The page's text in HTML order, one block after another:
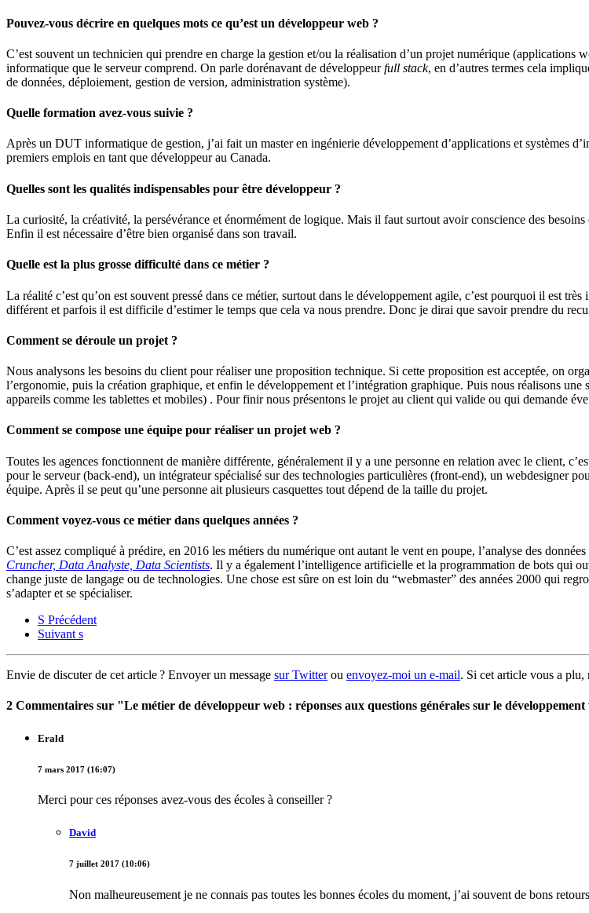
Pouvez-vous décrire en quelques mots ce qu’est un développeur web ?
C’est souvent un technicien qui prendre en charge la gestion et/ou la réalisation d’un projet numérique
informatique que le serveur comprend. On parle dorénavant de développeurfull stack, en d’autres termes cela
de données, déploiement, gestion de version, administration système).
Quelle formation avez-vous suivie ?
Après un DUT informatique de gestion, j’ai fait un master en ingénierie développement d’applications et systèmes
premiers emplois en tant que développeur au Canada.
Quelles sont les qualités indispensables pour être développeur ?
La curiosité, la créativité, la persévérance et énormément de logique. Mais il faut surtout avoir conscience des
Enfin il est nécessaire d’être bien organisé dans son travail.
Quelle est la plus grosse difficulté dans ce métier ?
La réalité c’est qu’on est souvent pressé dans ce métier, surtout dans le développement agile, c’est pourquoi il est
différent et parfois il est difficile d’estimer le temps que cela va nous prendre. Donc je dirai que savoir prendre du
Comment se déroule un projet ?
Nous analysons les besoins du client pour réaliser une proposition technique. Si cette proposition est acceptée, on
l’ergonomie, puis la création graphique, et enfin le développement et l’intégration graphique. Puis nous réalisons
appareils comme les tablettes et mobiles) . Pour finir nous présentons le projet au client qui valide ou qui demande
Comment se compose une équipe pour réaliser un projet web ?
Toutes les agences fonctionnent de manière différente, généralement il y a une personne en relation avec le client,
pour le serveur (back-end), un intégrateur spécialisé sur des technologies particulières (front-end), un webdesigner
équipe. Après il se peut qu’une personne ait plusieurs casquettes tout dépend de la taille du projet.
Comment voyez-vous ce métier dans quelques années ?
C’est assez compliqué à prédire, en 2016 les métiers du numérique ont autant le vent en poupe, l’analyse des données
Cruncher, Data Analyste, Data Scientists. Il y a également l’intelligence artificielle et la programmation de bots qui
change juste de langage ou de technologies. Une chose est sûre on est loin du “webmaster” des années 2000 qui
s’adapter et se spécialiser.
S Précédent
Suivant s
Envie de discuter de cet article ? Envoyer un message sur Twitterou envoyez-moi un e-mail. Si cet article vous a plu,
2 Commentaires sur "Le métier de développeur web : réponses aux questions générales sur le
Erald
7 mars 2017 (16:07)
Merci pour ces réponses avez-vous des écoles à conseiller ?
David
7 juillet 2017 (10:06)
Non malheureusement je ne connais pas toutes les bonnes écoles du moment, j’ai souvent de bons